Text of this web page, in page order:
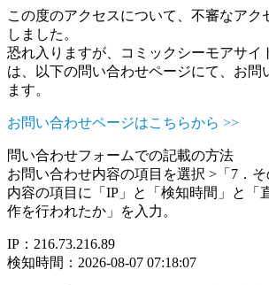
この度のアクセスについて、不審なアク
しました。
恐れ入りますが、コミックシーモアサイ
は、以下の問い合わせページにて、お問
ます。
お問い合わせページはこちらから >>
問い合わせフォームでの記載の方法
お問い合わせ内容の項目を選択 >「7．
内容の項目に「IP」と「検知時間」と「
作を行われたか」を入力。
IP：216.73.216.89
検知時間：2026-08-07 07:18:07